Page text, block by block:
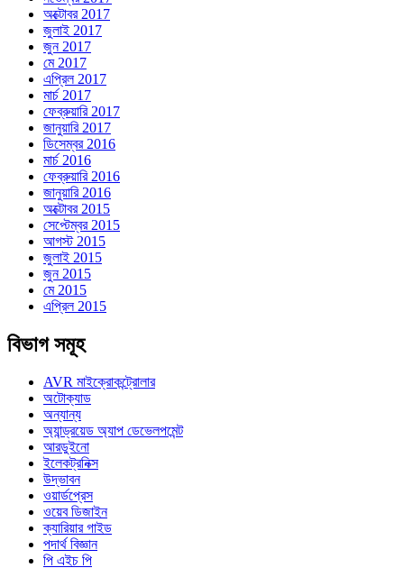
অক্টোবর 2017
জুলাই 2017
জুন 2017
মে 2017
এপ্রিল 2017
মার্চ 2017
ফেব্রুয়ারি 2017
জানুয়ারি 2017
ডিসেম্বর 2016
মার্চ 2016
ফেব্রুয়ারি 2016
জানুয়ারি 2016
অক্টোবর 2015
সেপ্টেম্বর 2015
আগস্ট 2015
জুলাই 2015
জুন 2015
মে 2015
এপ্রিল 2015
বিভাগ সমূহ
AVR মাইক্রোকন্ট্রোলার
অটোক্যাড
অন্যান্য
অ্যান্ড্রয়েড অ্যাপ ডেভেলপমেন্ট
আরডুইনো
ইলেকট্রনিক্স
উদ্ভাবন
ওয়ার্ডপ্রেস
ওয়েব ডিজাইন
ক্যারিয়ার গাইড
পদার্থ বিজ্ঞান
পি এইচ পি